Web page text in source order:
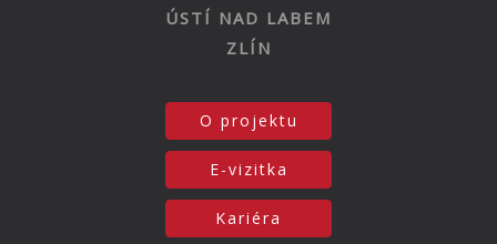
ÚSTÍ NAD LABEM
ZLÍN
O projektu
E-vizitka
Kariéra